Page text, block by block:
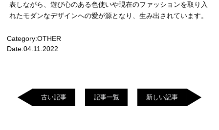
表しながら、遊び心のある色使いや現在のファッションを取り入
れたモダンなデザインへの愛が源となり、生み出されています。
Category:OTHER
Date:04.11.2022
古い記事 記事一覧 新しい記事